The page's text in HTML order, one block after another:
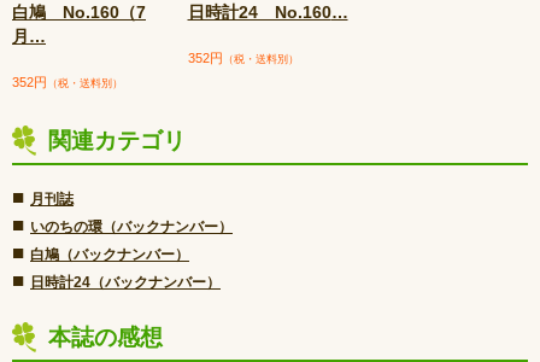
白鳩 No.160（7
月 …
352円 （税・送料別）
日時計24 No.160…
352円 （税・送料別）
関連カテゴリ
■ 月刊誌
■ いのちの環（バックナンバー）
■ 白鳩（バックナンバー）
■ 日時計24（バックナンバー）
本誌の感想